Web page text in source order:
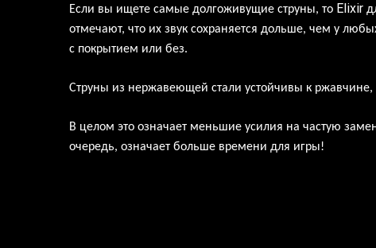
Если вы ищете самые долгоживущие струны, то Elixir
отмечают, что их звук сохраняется дольше, чем у
с покрытием или без.
Струны из нержавеющей стали устойчивы к ржавчине,
В целом это означает меньшие усилия на частую
очередь, означает больше времени для игры!